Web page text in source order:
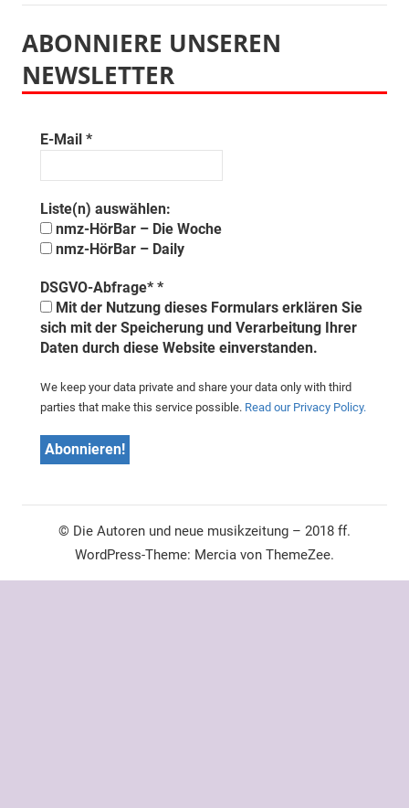
ABONNIERE UNSEREN
NEWSLETTER
E-Mail *
Liste(n) auswählen:
nmz-HörBar – Die Woche
nmz-HörBar – Daily
DSGVO-Abfrage* *
Mit der Nutzung dieses Formulars erklären Sie
sich mit der Speicherung und Verarbeitung Ihrer
Daten durch diese Website einverstanden.
We keep your data private and share your data only with third
parties that make this service possible. Read our Privacy Policy.
© Die Autoren und neue musikzeitung – 2018 ff.
WordPress-Theme: Mercia von ThemeZee.